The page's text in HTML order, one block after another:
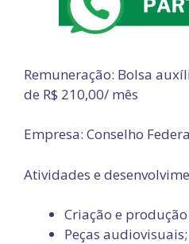
Remuneração: Bolsa
de R$ 210,00/ mês
Empresa: Conselho
Atividades e
Criação e
Peças audiovisuais;